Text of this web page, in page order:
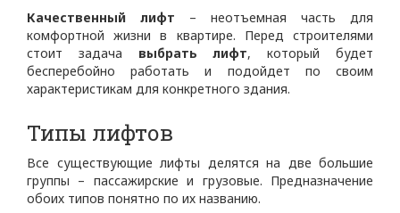
Качественный лифт – неотъемная часть для
комфортной жизни в квартире. Перед строителями
стоит задача выбрать лифт, который будет
бесперебойно работать и подойдет по своим
характеристикам для конкретного здания.
Типы лифтов
Все существующие лифты делятся на две большие
группы – пассажирские и грузовые. Предназначение
обоих типов понятно по их названию.